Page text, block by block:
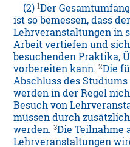
(2)1Der
ist so bemessen, dass
Lehrveranstaltungen in
Arbeit vertiefen und
besuchenden Praktika,
vorbereiten kann.2Die
Abschluss des
werden in der Regel
Besuch von
müssen durch
werden.3Die Teilnahme
Lehrveranstaltungen